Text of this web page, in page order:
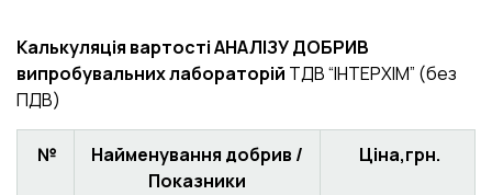
Калькуляція вартості АНАЛІЗУ ДОБРИВ
випробувальних лабораторій ТДВ “ІНТЕРХІМ” (без
ПДВ)
№
Найменування добрив /
Показники
Ціна,грн.